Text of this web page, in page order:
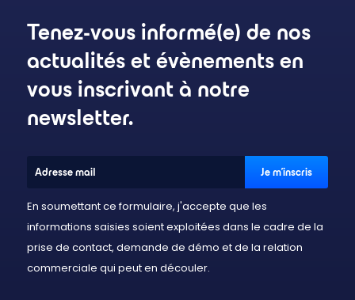
Tenez-vous informé(e) de nos
actualités et évènements en
vous inscrivant à notre
newsletter.
En soumettant ce formulaire, j'accepte que les
informations saisies soient exploitées dans le cadre de la
prise de contact, demande de démo et de la relation
commerciale qui peut en découler.